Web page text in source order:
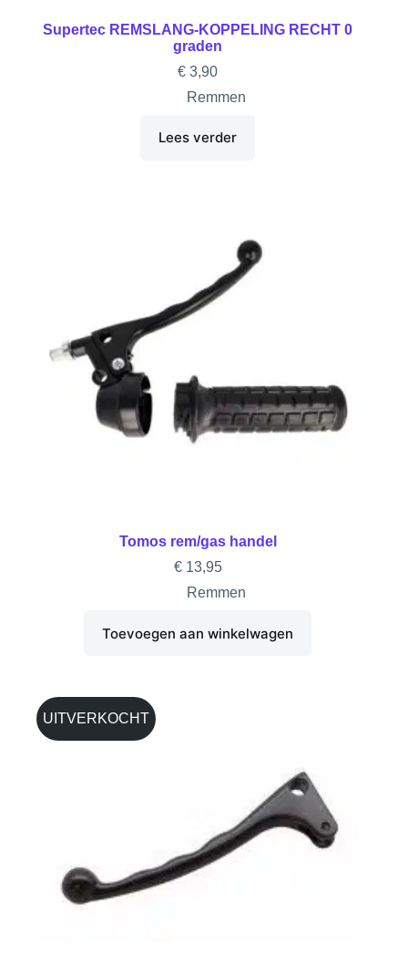
Supertec REMSLANG-KOPPELING RECHT 0
graden
€ 3,90
Remmen
Lees verder
Tomos rem/gas handel
€13,95
Remmen
Toevoegen aan winkelwagen
UITVERKOCHT